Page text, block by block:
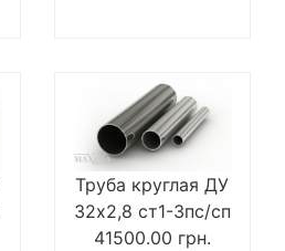
Труба круглая ДУ
32х2,8 ст1-3пс/сп
41500.00 грн.